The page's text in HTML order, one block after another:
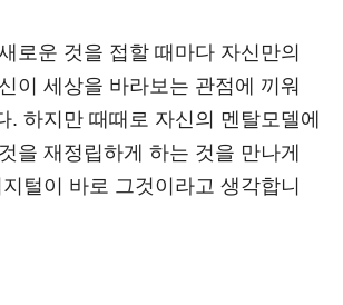
로운 것을 접할 때마다 자신만의
이 세상을 바라보는 관점에 끼워
. 하지만 때때로 자신의 멘탈모델에
을 재정립하게 하는 것을 만나게
털이 바로 그것이라고 생각합니